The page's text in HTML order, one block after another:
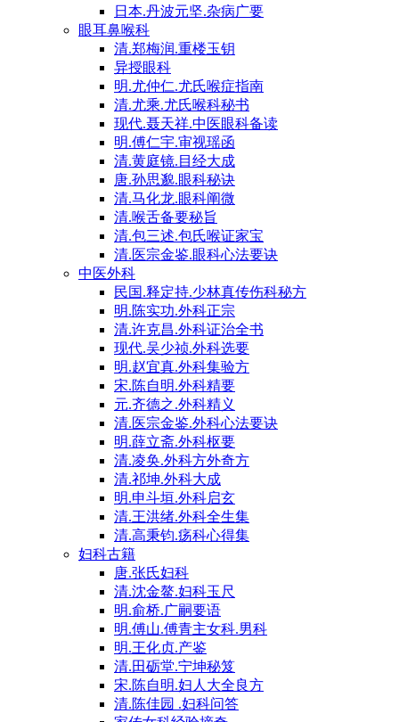
日本.丹波元坚.杂病广要
眼耳鼻喉科
清.郑梅润.重楼玉钥
异授眼科
明.尤仲仁.尤氏喉症指南
清.尤乘.尤氏喉科秘书
现代.聂天祥.中医眼科备读
明.傅仁宇.审视瑶函
清.黄庭镜.目经大成
唐.孙思邈.眼科秘诀
清.马化龙.眼科阐微
清.喉舌备要秘旨
清.包三述.包氏喉证家宝
清.医宗金鉴.眼科心法要诀
中医外科
民国.释定持.少林真传伤科秘方
明.陈实功.外科正宗
清.许克昌.外科证治全书
现代.吴少祯.外科选要
明.赵宜真.外科集验方
宋.陈自明.外科精要
元.齐德之.外科精义
清.医宗金鉴.外科心法要诀
明.薛立斋.外科枢要
清.凌奂.外科方外奇方
清.祁坤.外科大成
明.申斗垣.外科启玄
清.王洪绪.外科全生集
清.高秉钧.疡科心得集
妇科古籍
唐.张氏妇科
清.沈金鳌.妇科玉尺
明.俞桥.广嗣要语
明.傅山.傅青主女科.男科
明.王化贞.产鉴
清.田砺堂.宁坤秘笈
宋.陈自明.妇人大全良方
清.陈佳园 .妇科问答